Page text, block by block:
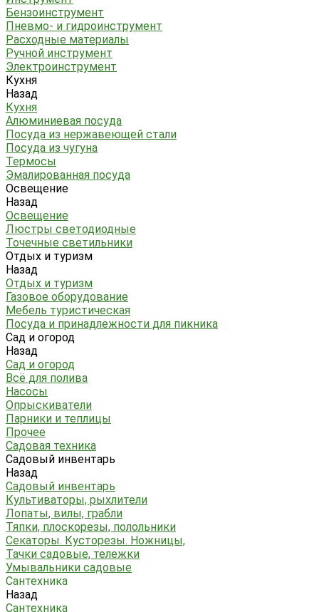
Бензоинструмент
Пневмо- и гидроинструмент
Расходные материалы
Ручной инструмент
Электроинструмент
Кухня
Назад
Кухня
Алюминиевая посуда
Посуда из нержавеющей стали
Посуда из чугуна
Термосы
Эмалированная посуда
Освещение
Назад
Освещение
Люстры светодиодные
Точечные светильники
Отдых и туризм
Назад
Отдых и туризм
Газовое оборудование
Мебель туристическая
Посуда и принадлежности для пикника
Сад и огород
Назад
Сад и огород
Всё для полива
Насосы
Опрыскиватели
Парники и теплицы
Прочее
Садовая техника
Садовый инвентарь
Назад
Садовый инвентарь
Культиваторы, рыхлители
Лопаты, вилы, грабли
Тяпки, плоскорезы, полольники
Секаторы. Кусторезы. Ножницы,
Тачки садовые, тележки
Умывальники садовые
Сантехника
Назад
Сантехника